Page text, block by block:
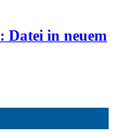
: Datei in neuem